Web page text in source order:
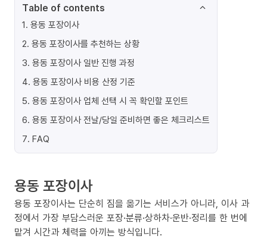
Table of contents
1. 용동 포장이사
2. 용동 포장이사를 추천하는 상황
3. 용동 포장이사 일반 진행 과정
4. 용동 포장이사 비용 산정 기준
5. 용동 포장이사 업체 선택 시 꼭 확인할 포인트
6. 용동 포장이사 전날/당일 준비하면 좋은 체크리스트
7. FAQ
용동 포장이사
용동 포장이사는 단순히 짐을 옮기는 서비스가 아니라, 이사 과
정에서 가장 부담스러운 포장·분류·상하차·운반·정리를 한 번에
맡겨 시간과 체력을 아끼는 방식입니다.